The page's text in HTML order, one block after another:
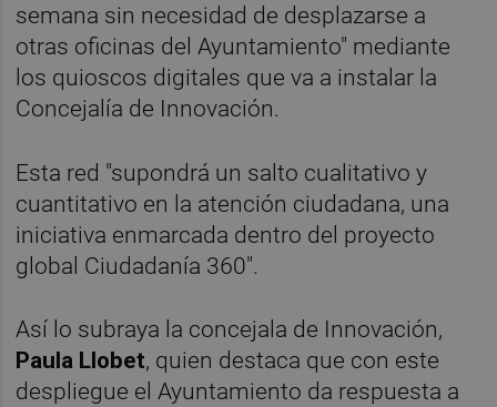
semana sin necesidad de desplazarse a
otras oficinas del Ayuntamiento" mediante
los quioscos digitales que va a instalar la
Concejalía de Innovación.
Esta red "supondrá un salto cualitativo y
cuantitativo en la atención ciudadana, una
iniciativa enmarcada dentro del proyecto
global Ciudadanía 360".
Así lo subraya la concejala de Innovación,
Paula Llobet, quien destaca que con este
despliegue el Ayuntamiento da respuesta a